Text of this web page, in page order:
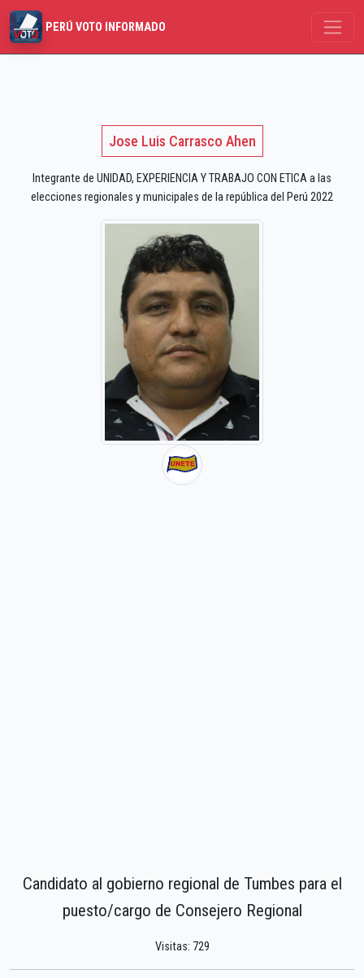
PERÚ VOTO INFORMADO
Jose Luis Carrasco Ahen
Integrante de UNIDAD, EXPERIENCIA Y TRABAJO CON ETICA a las
elecciones regionales y municipales de la república del Perú 2022
Candidato al gobierno regional de Tumbes para el
puesto/cargo de Consejero Regional
Visitas: 729